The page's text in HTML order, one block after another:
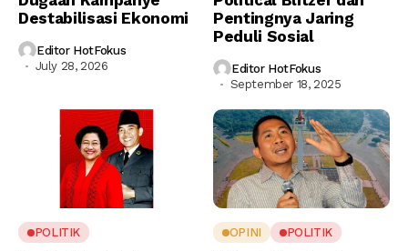
Destabilisasi Ekonomi
Editor HotFokus
July 28, 2026
Pentingnya Jaring
Peduli Sosial
Editor HotFokus
September 18, 2025
POLITIK OPINI POLITIK